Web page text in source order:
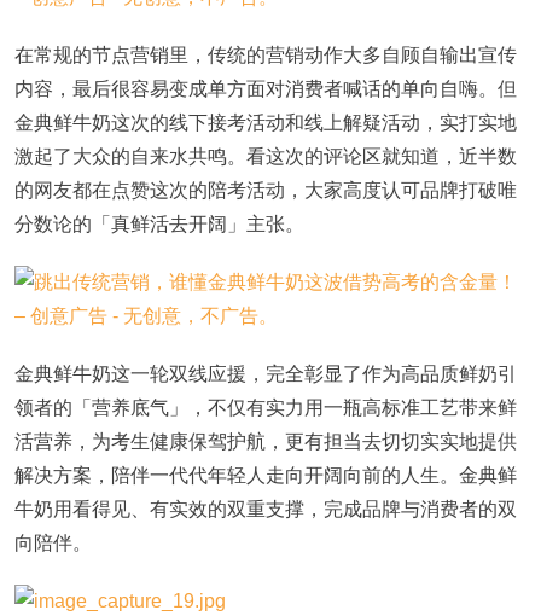
在常规的节点营销里，传统的营销动作大多自顾自输出宣传
内容，最后很容易变成单方面对消费者喊话的单向自嗨。但
金典鲜牛奶这次的线下接考活动和线上解疑活动，实打实地
激起了大众的自来水共鸣。看这次的评论区就知道，近半数
的网友都在点赞这次的陪考活动，大家高度认可品牌打破唯
分数论的「真鲜活去开阔」主张。
金典鲜牛奶这一轮双线应援，完全彰显了作为高品质鲜奶引
领者的「营养底气」，不仅有实力用一瓶高标准工艺带来鲜
活营养，为考生健康保驾护航，更有担当去切切实实地提供
解决方案，陪伴一代代年轻人走向开阔向前的人生。金典鲜
牛奶用看得见、有实效的双重支撑，完成品牌与消费者的双
向陪伴。